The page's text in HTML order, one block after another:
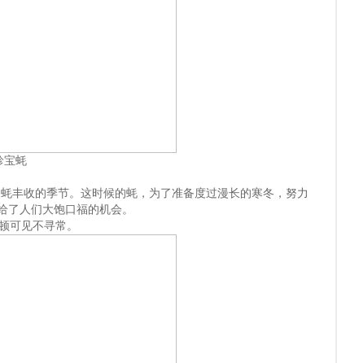
宝蚝
收的季节。这时候的蚝，为了准备度过漫长的寒冬，努力
人们大饱口福的机会。
见不寻常。